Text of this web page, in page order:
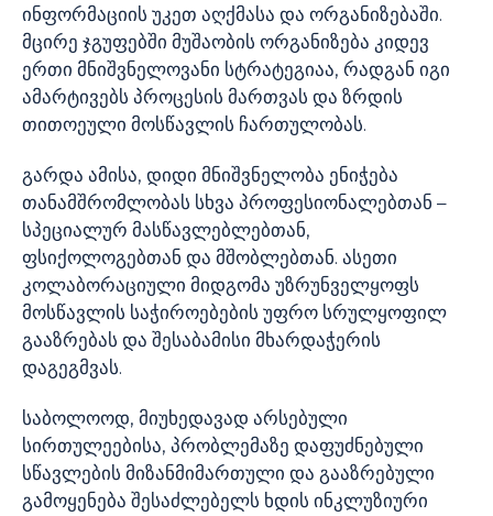
ინფორმაციის უკეთ აღქმასა და ორგანიზებაში.
მცირე ჯგუფებში მუშაობის ორგანიზება კიდევ
ერთი მნიშვნელოვანი სტრატეგიაა, რადგან იგი
ამარტივებს პროცესის მართვას და ზრდის
თითოეული მოსწავლის ჩართულობას.
გარდა ამისა, დიდი მნიშვნელობა ენიჭება
თანამშრომლობას სხვა პროფესიონალებთან –
სპეციალურ მასწავლებლებთან,
ფსიქოლოგებთან და მშობლებთან. ასეთი
კოლაბორაციული მიდგომა უზრუნველყოფს
მოსწავლის საჭიროებების უფრო სრულყოფილ
გააზრებას და შესაბამისი მხარდაჭერის
დაგეგმვას.
საბოლოოდ, მიუხედავად არსებული
სირთულეებისა, პრობლემაზე დაფუძნებული
სწავლების მიზანმიმართული და გააზრებული
გამოყენება შესაძლებელს ხდის ინკლუზიური